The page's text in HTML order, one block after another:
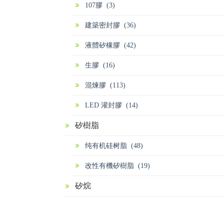
107膠 (3)
建築密封膠 (36)
液體矽橡膠 (42)
生膠 (16)
混煉膠 (113)
LED 灌封膠 (14)
矽樹脂
纯有机硅树脂 (48)
改性有機矽樹脂 (19)
矽烷